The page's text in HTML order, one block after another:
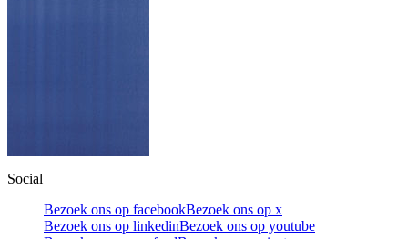
Social
Bezoek ons op facebookBezoek ons op x
Bezoek ons op linkedinBezoek ons op youtube